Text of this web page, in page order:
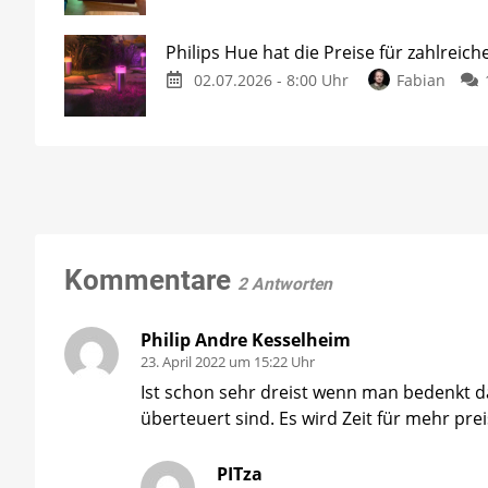
Philips Hue hat die Preise für
02.07.2026 - 8:00 Uhr Fabian
Kommentare 2 Antworten
Philip Andre Kesselheim
23. April 2022 um 15:22 Uhr
Ist schon sehr dreist wenn man bedenkt
überteuert sind. Es wird Zeit für mehr
PITza